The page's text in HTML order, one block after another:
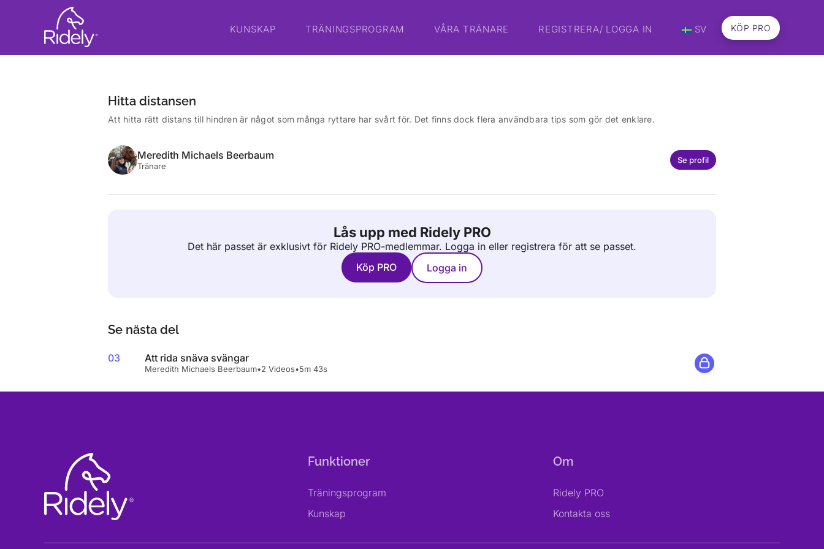
KUNSKAP TRÄNINGSPROGRAM VÅRA TRÄNARE REGISTRERA/ LOGGA IN SV KÖP PRO
Hitta distansen
Att hitta rätt distans till hindren är något som många ryttare har svårt för. Det finns dock flera användbara tips som gör det enklare.
Meredith Michaels Beerbaum
Tränare
Se profil
Lås upp med Ridely PRO
Det här passet är exklusivt för Ridely PRO-medlemmar. Logga in eller registrera för att se passet.
Köp PRO
Logga in
Se nästa del
03 Att rida snäva svängar
Meredith Michaels Beerbaum•2 Videos•5m 43s
Funktioner
Träningsprogram
Kunskap
Om
Ridely PRO
Kontakta oss